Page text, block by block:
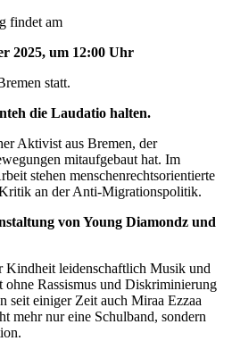
findet am
2025, um 12:00 Uhr
statt.
die Laudatio halten.
Aktivist aus Bremen, der
mitaufgebaut hat. Im
stehen menschenrechtsorientierte
an der Anti-Migrationspolitik.
von Young Diamondz und
Kindheit leidenschaftlich Musik und
ohne Rassismus und Diskriminierung
seit einiger Zeit auch Miraa Ezzaa
mehr nur eine Schulband, sondern